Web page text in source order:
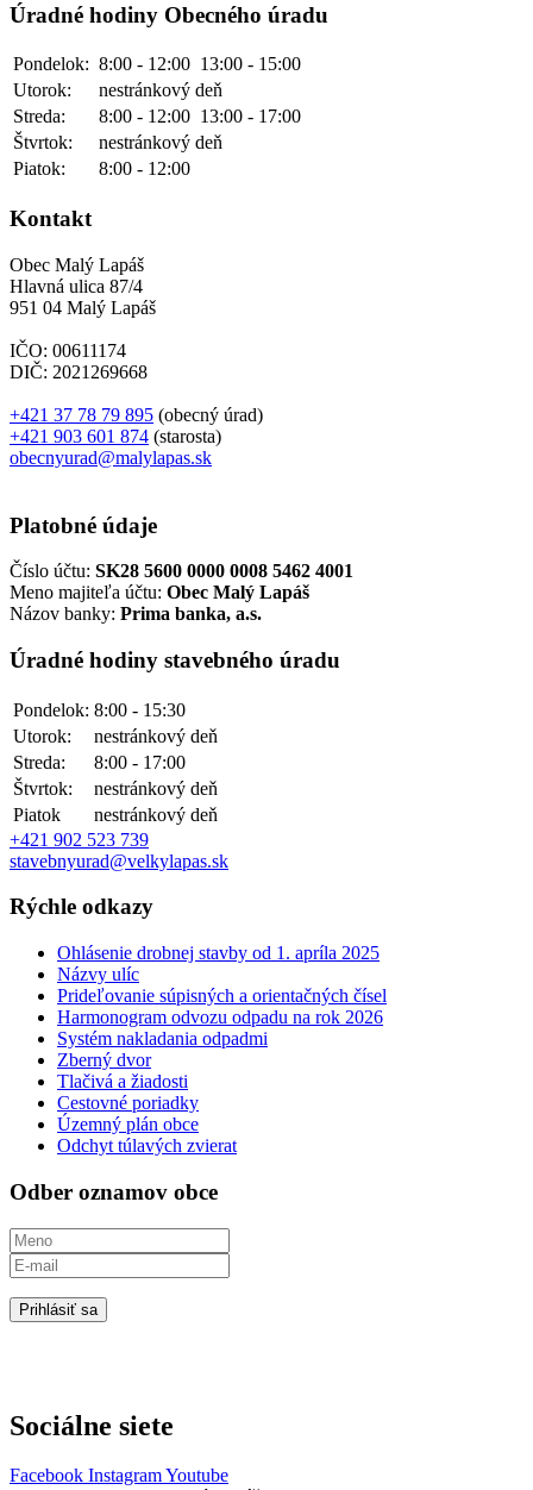
Úradné hodiny Obecného úradu
Pondelok: 8:00 - 12:00 13:00 - 15:00
Utorok:
nestránkový deň
Streda:
8:00 - 12:00 13:00 - 17:00
Štvrtok:
nestránkový deň
Piatok:
8:00 - 12:00
Kontakt
Obec Malý Lapáš
Hlavná ulica 87/4
951 04 Malý Lapáš
IČO: 00611174
DIČ: 2021269668
+421 37 78 79 895 (obecný úrad)
+421 903 601 874 (starosta)
obecnyurad@malylapas.sk
Platobné údaje
Číslo účtu: SK28 5600 0000 0008 5462 4001
Meno majiteľa účtu: Obec Malý Lapáš
Názov banky: Prima banka, a.s.
Úradné hodiny stavebného úradu
Pondelok: 8:00 - 15:30
Utorok:
nestránkový deň
Streda:
8:00 - 17:00
Štvrtok:
nestránkový deň
Piatok
nestránkový deň
+421 902 523 739
stavebnyurad@velkylapas.sk
Rýchle odkazy
Ohlásenie drobnej stavby od 1. apríla 2025
Názvy ulíc
Prideľovanie súpisných a orientačných čísel
Harmonogram odvozu odpadu na rok 2026
Systém nakladania odpadmi
Zberný dvor
Tlačivá a žiadosti
Cestovné poriadky
Územný plán obce
Odchyt túlavých zvierat
Odber oznamov obce
Prihlásiť sa
Sociálne siete
Facebook InstagramYoutube